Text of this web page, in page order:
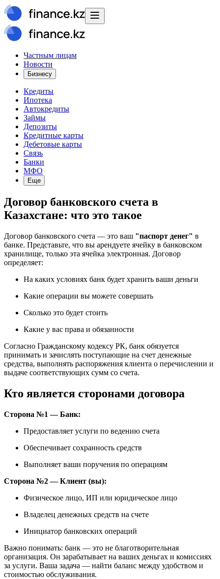
Частным лицам
Новости
Бизнесу
Кредиты
Ипотека
Автокредиты
Займы
Депозиты
Кредитные карты
Дебетовые карты
Связь
Банки
МФО
Еще
Договор банковского счета в
Казахстане: что это такое
Договор банковского счета — это ваш "паспорт денег" в
банке. Представьте, что вы арендуете ячейку в банковском
хранилище, только эта ячейка электронная. Договор
определяет:
На каких условиях банк будет хранить ваши деньги
Какие операции вы можете совершать
Сколько это будет стоить
Какие у вас права и обязанности
Согласно Гражданскому кодексу РК, банк обязуется
принимать и зачислять поступающие на счет денежные
средства, выполнять распоряжения клиента о перечислении и
выдаче соответствующих сумм со счета.
Кто является сторонами договора
Сторона №1 — Банк:
Предоставляет услуги по ведению счета
Обеспечивает сохранность средств
Выполняет ваши поручения по операциям
Сторона №2 — Клиент (вы):
Физическое лицо, ИП или юридическое лицо
Владелец денежных средств на счете
Инициатор банковских операций
Важно понимать: банк — это не благотворительная
организация. Он зарабатывает на ваших деньгах и комиссиях
за услуги. Ваша задача — найти баланс между удобством и
стоимостью обслуживания.